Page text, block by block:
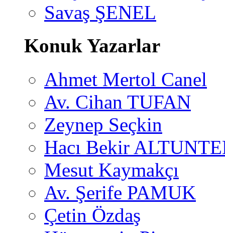
Savaş ŞENEL
Konuk Yazarlar
Ahmet Mertol Canel
Av. Cihan TUFAN
Zeynep Seçkin
Hacı Bekir
Mesut Kaymakçı
Av. Şerife PAMUK
Çetin Özdaş